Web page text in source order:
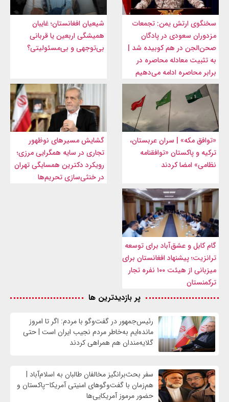
سخنگوی ارتش یمن: تجمعات
مزدوران سعودی در پادگان
صحن‌الجن در هم کوبیده شد |
به تثبیت معادله محاصره در
برابر محاصره ادامه می‌دهیم
شیعیان افغانستان؛ غایبان
همیشگی اربعین یا قربانی
بی‌توجهی و بی‌مسئولیتی؟
«توافق مکه» | سران عربستان،
ترکیه و پاکستان «توافقنامه
نظامی» امضا کردند
گشایش مسیرهای نوظهور
تجاری در سایه همگرایی مرزی؛
رویکرد دکترین همسایگی تهران
در خنثی‌سازی تحریم‌ها
گام کابل و عشق‌آباد برای توسعه
ترانزیت؛ پیشنهاد افغانستان برای
میزبانی از هیئت ۱۰۰ نفره تجار
ترکمنستان
پر بازدیدترین ها
رئیس‌جمهور در گفت‌وگو با مردم: اگر تا امروز
مانده‌ایم به‌خاطر مردم نجیب ایران است | حتی
گلایه‌مندان هم همراهی کردند
سفر بحث‌برانگیز مخالفان طالبان به اسلام‌آباد |
هم‌زمان با گفت‌وگوهای امنیتی آمریکا–پاکستان و
حضور مرموز آمریکایی‌ها